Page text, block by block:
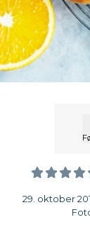
29. oktober